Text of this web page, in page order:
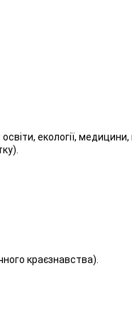
екології, медицини,
краєзнавства).